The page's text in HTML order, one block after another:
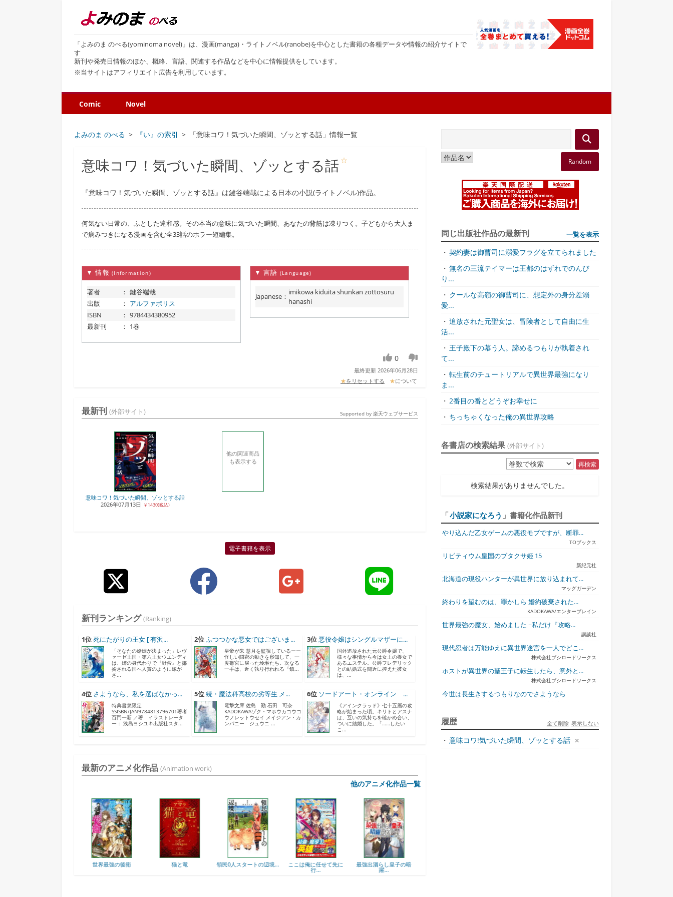
「よみのま のべる(yominoma novel)」は、漫画(manga)・ライトノベル(ranobe)を中心とした書籍の各種データや情報の紹介サイトで
す
新刊や発売日情報のほか、概略、言語、関連する作品などを中心に情報提供をしています。
※当サイトはアフィリエイト広告を利用しています。
Comic Novel
よみのま のべる 『い』の索引 「意味コワ！気づいた瞬間、ゾッとする話」情報一覧
意味コワ！気づいた瞬間、ゾッとする話 ☆
『意味コワ！気づいた瞬間、ゾッとする話』は鍵谷端哉による日本の小説(ライトノベル)作品。
何気ない日常の、ふとした違和感。その本当の意味に気づいた瞬間、あなたの背筋は凍りつく。子どもから大人ま
で病みつきになる漫画を含む全33話のホラー短編集。
▼ 情報 (Information)
著者 ： 鍵谷端哉
出版
： アルファポリス
ISBN
： 9784434380952
最新刊
： 1巻
▼ 言語 (Language)
Japanese ： imikowa kiduita shunkan zottosuru
hanashi
0
最終更新 2026年06月28日
★をリセットする ★について
最新刊 (外部サイト) Supported by 楽天ウェブサービス
意味コワ！気づいた瞬間、ゾッとする話
2026年07月13日
￥1430(税込)
他の関連商品
も表示する
電子書籍を表示
新刊ランキング (Ranking)
1位 死にたがりの王女 [ 有沢...
「そなたの婚姻が決まった」レヴ
ァーゼ王国・第六王女ウエンディ
は、姉の身代わりで『野蛮』と揶
揄される国へ人質のように嫁が
さ...
2位 ふつつかな悪女ではございま...
皇帝が朱 慧月を監視しているーー
怪しい隠密の動きを察知して、一
度雛宮に戻った玲琳たち。次なる
一手は、近く執り行われる『鎮...
3位 悪役令嬢はシングルマザーに...
国外追放された元公爵令嬢で、
様々な事情から今は女王の養女で
あるエステル。公爵フレデリック
との結婚式を間近に控えた彼女
は、...
4位 さようなら、私を選ばなかっ...
特典書泉限定
SSISBN/JAN9784813796701著者
百門一新 ／著 イラストレータ
ー： 浅島ヨシユキ出版社スタ...
5位 続・魔法科高校の劣等生 メ...
電撃文庫 佐島 勤 石田 可奈
KADOKAWAゾク・マホウカコウコ
ウノレットウセイ メイジアン・カ
ンパニー ジュウニ ...
6位 ソードアート・オンライン ...
《アインクラッド》七十五層の攻
略が始まった頃。キリトとアスナ
は、互いの気持ちを確かめ合い、
ついに結婚した。「……したい
こ...
最新のアニメ化作品 (Animation work)
他のアニメ化作品一覧
猫と竜 領民0人スタートの辺境... ここは俺に任せて先に
行...
最強出涸らし皇子の暗
躍...
落第賢者の学院無双
Random
同じ出版社作品の最新刊 一覧を表示
・ 契約妻は御曹司に溺愛フラグを立てられました
・ 無名の三流テイマーは王都のはずれでのんび
り...
・ クールな高嶺の御曹司に、想定外の身分差溺
愛...
・ 追放された元聖女は、冒険者として自由に生
活...
・ 王子殿下の慕う人。諦めるつもりが執着され
て...
・ 転生前のチュートリアルで異世界最強になり
ま...
・ 2番目の番とどうぞお幸せに
・ ちっちゃくなった俺の異世界攻略
各書店の検索結果 (外部サイト)
再検索
検索結果がありませんでした。
「小説家になろう 」書籍化作品新刊
やり込んだ乙女ゲームの悪役モブですが、断罪...
TOブックス
リビティウム皇国のブタクサ姫 15
新紀元社
北海道の現役ハンターが異世界に放り込まれて...
マッグガーデン
終わりを望むのは、罪かしら 婚約破棄された...
KADOKAWA/エンターブレイン
世界最強の魔女、始めました ~私だけ『攻略...
講談社
現代忍者は万能ゆえに異世界迷宮を一人でどこ...
株式会社ブシロードワークス
ホストが異世界の聖王子に転生したら、意外と...
株式会社ブシロードワークス
今世は長生きするつもりなのでさようなら
宇都宮ケーブルテレビ
ジュリとエレナの森の相談所 ~付与の力であ...
一二三書房
天才悪女は嘘を見破る2
履歴 表示しない
全て削除
・ 意味コワ!気づいた瞬間、ゾッとする話